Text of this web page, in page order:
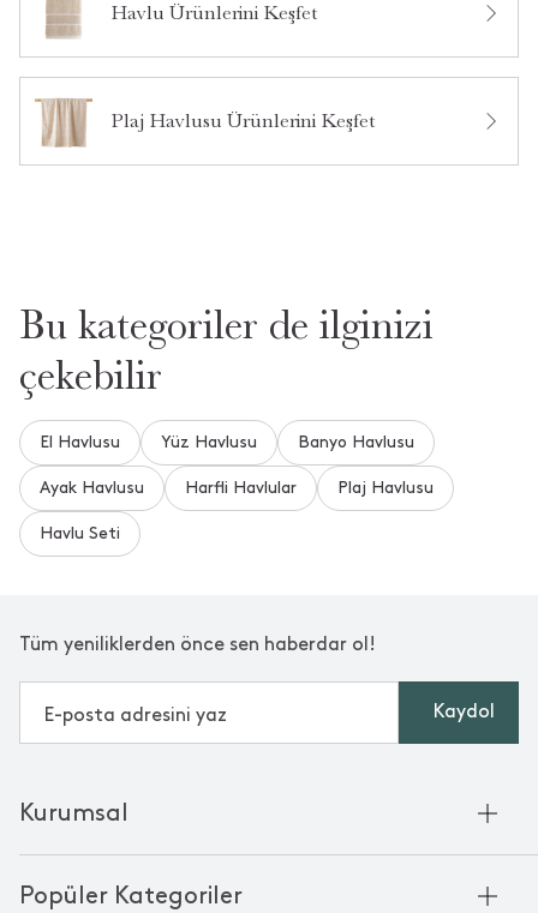
Bu ürün hakkında daha önce hiç soru sorulmamış.
Ürün Hakkında Soru Sor
Havlu Ürünlerini Keşfet
Plaj Havlusu Ürünlerini Keşfet
Bu kategoriler de ilginizi
çekebilir
El Havlusu Yüz Havlusu Banyo Havlusu
Ayak Havlusu Harfli Havlular Plaj Havlusu
Havlu Seti
Tüm yeniliklerden önce sen haberdar ol!
Kaydol
Popüler Kategoriler
Kurumsal
Kurumsal Satış